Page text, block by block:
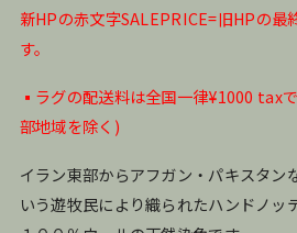
新HPの赤文字SALEPRICE=旧HPの最
す。
▪️ラグの配送料は全国一律¥1000 tax
部地域を除く)
イラン東部からアフガン・パキスタン
いう遊牧民により織られたハンドノッ